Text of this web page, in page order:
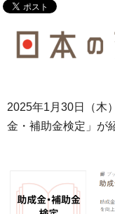
2025年1月30日（木
金・補助金検定」が